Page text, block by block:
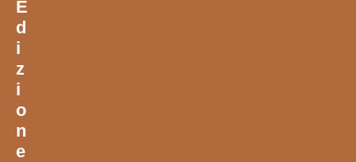
E
D
I
Z
I
O
N
E